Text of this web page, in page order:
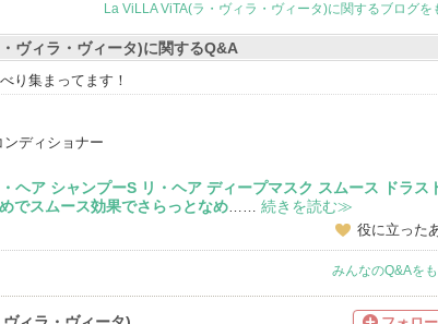
La ViLLA ViTA(ラ・ヴィラ・ヴィータ)に関するブログを
ヴィラ・ヴィータ)に関するQ&A
り集まってます！
ンディショナー
ヘア シャンプーS リ・ヘア ディープマスク スムース ドラス
でスムース効果でさらっとなめ…… 続きを読む≫
役に立った
みんなのQ&Aを